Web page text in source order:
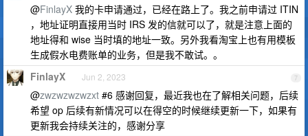
@FinlayX 我的卡申请通过，已经在路上了。我之前申请过 ITIN
，地址证明直接用当时 IRS 发的信就可以了，就是注意上面的
地址得和 wise 当时填的地址一致。另外我看淘宝上也有用模板
生成假水电费账单的业务，但是我不敢试。。
7
FinlayX Jun 2, 2023
@zwzwzwzwzxt #6 感谢回复，最近我也在了解相关问题，后续
希望 op 后续有新情况可以在得空的时候继续更新一下，如果有
更新我会持续关注的，感谢分享